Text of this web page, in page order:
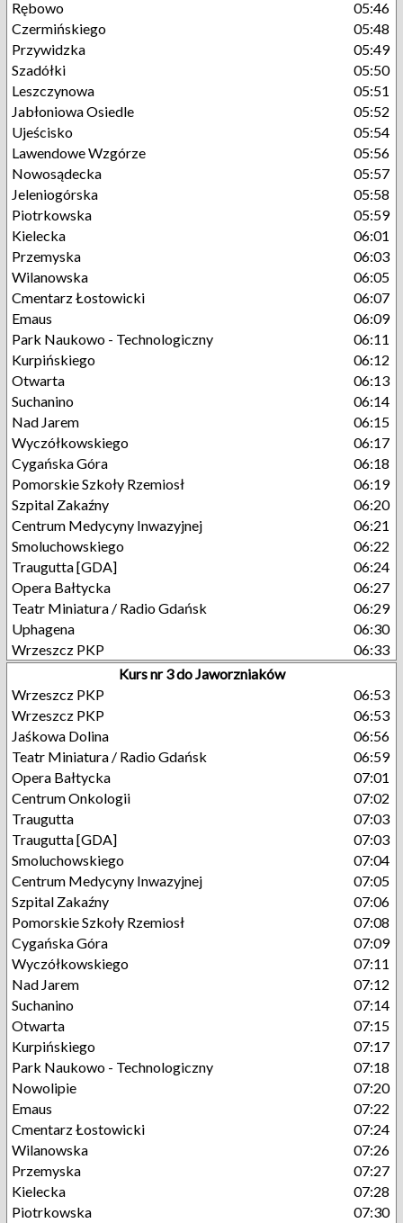
Rębowo
05:46
Czermińskiego
05:48
Przywidzka
05:49
Szadółki
05:50
Leszczynowa
05:51
Jabłoniowa Osiedle
05:52
Ujeścisko
05:54
Lawendowe Wzgórze
05:56
Nowosądecka
05:57
Jeleniogórska
05:58
Piotrkowska
05:59
Kielecka
06:01
Przemyska
06:03
Wilanowska
06:05
Cmentarz Łostowicki
06:07
Emaus
06:09
Park Naukowo - Technologiczny
06:11
Kurpińskiego
06:12
Otwarta
06:13
Suchanino
06:14
Nad Jarem
06:15
Wyczółkowskiego
06:17
Cygańska Góra
06:18
Pomorskie Szkoły Rzemiosł
06:19
Szpital Zakaźny
06:20
Centrum Medycyny Inwazyjnej
06:21
Smoluchowskiego
06:22
Traugutta [GDA]
06:24
Opera Bałtycka
06:27
Teatr Miniatura / Radio Gdańsk
06:29
Uphagena
06:30
Wrzeszcz PKP
06:33
Kurs nr 3 do Jaworzniaków
Wrzeszcz PKP
06:53
Wrzeszcz PKP
06:53
Jaśkowa Dolina
06:56
Teatr Miniatura / Radio Gdańsk
06:59
Opera Bałtycka
07:01
Centrum Onkologii
07:02
Traugutta
07:03
Traugutta [GDA]
07:03
Smoluchowskiego
07:04
Centrum Medycyny Inwazyjnej
07:05
Szpital Zakaźny
07:06
Pomorskie Szkoły Rzemiosł
07:08
Cygańska Góra
07:09
Wyczółkowskiego
07:11
Nad Jarem
07:12
Suchanino
07:14
Otwarta
07:15
Kurpińskiego
07:17
Park Naukowo - Technologiczny
07:18
Nowolipie
07:20
Emaus
07:22
Cmentarz Łostowicki
07:24
Wilanowska
07:26
Przemyska
07:27
Kielecka
07:28
Piotrkowska
07:30